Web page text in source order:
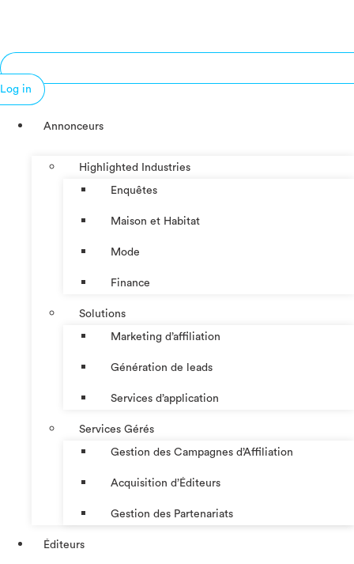
Log in
Annonceurs
Highlighted Industries
Enquêtes
Maison et Habitat
Mode
Finance
Solutions
Marketing d’affiliation
Génération de leads
Services d’application
Services Gérés
Gestion des Campagnes d’Affiliation​
Acquisition d’Éditeurs
Gestion des Partenariats
Éditeurs